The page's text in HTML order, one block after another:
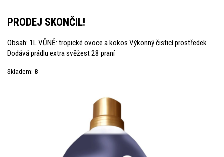
PRODEJ SKONČIL!
Obsah: 1L VŮNĚ: tropické ovoce a kokos Výkonný čisticí prostředek
Dodává prádlu extra svěžest 28 praní
Skladem: 8